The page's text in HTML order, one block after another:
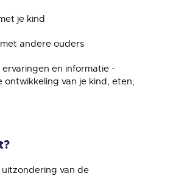
je kind
andere ouders
ervaringen en informatie -
ontwikkeling van je kind, eten,
uitzondering van de